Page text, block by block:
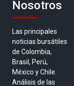
Nosotros
Las principales
noticias bursátiles
de Colombia,
Brasil, Perú,
México y Chile.
Análisis de las